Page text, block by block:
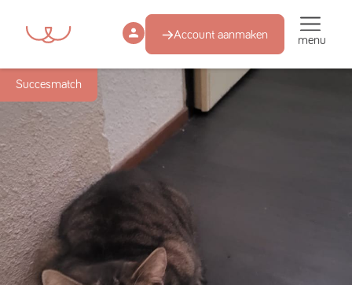
Account aanmaken menu
Succesmatch